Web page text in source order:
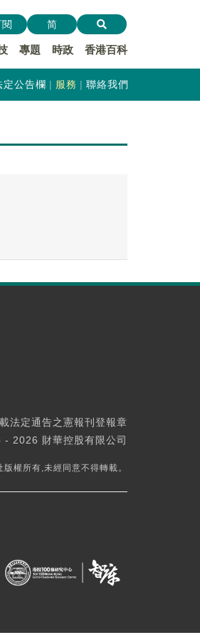
專題 時政 香港百科
简
定公告欄 服務 聯絡我們
法定通告之憲報刊登報章
2026 財華控股有限公司
版權所有,未經同意不得轉載。